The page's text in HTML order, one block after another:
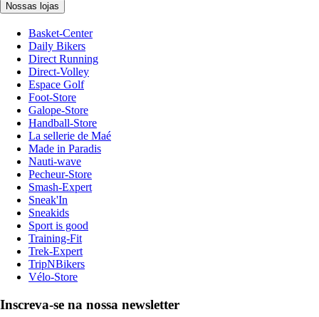
Nossas lojas
Basket-Center
Daily Bikers
Direct Running
Direct-Volley
Espace Golf
Foot-Store
Galope-Store
Handball-Store
La sellerie de Maé
Made in Paradis
Nauti-wave
Pecheur-Store
Smash-Expert
Sneak'In
Sneakids
Sport is good
Training-Fit
Trek-Expert
TripNBikers
Vélo-Store
Inscreva-se na nossa newsletter